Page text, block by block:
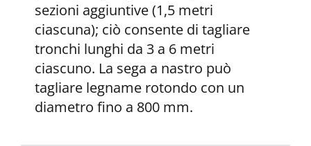
sezioni aggiuntive (1,5 metri
ciascuna); ciò consente di tagliare
tronchi lunghi da 3 a 6 metri
ciascuno. La sega a nastro può
tagliare legname rotondo con un
diametro fino a 800 mm.